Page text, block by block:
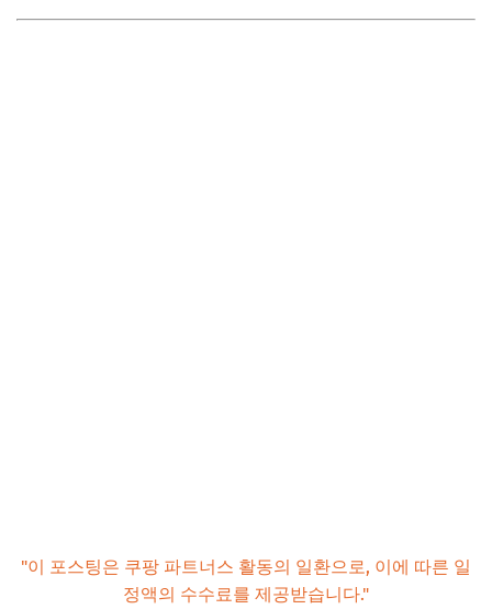
"이 포스팅은 쿠팡 파트너스 활동의 일환으로, 이에 따른 일
정액의 수수료를 제공받습니다."